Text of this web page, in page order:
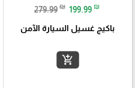
279.99 ₪ 199.99 ₪
باكيج غسيل السيارة الآمن
add_shopping_cart